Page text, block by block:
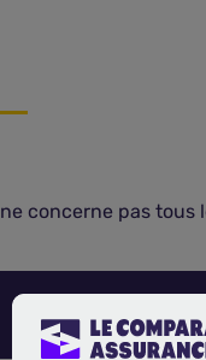
ne concerne pas tous
Plafonds